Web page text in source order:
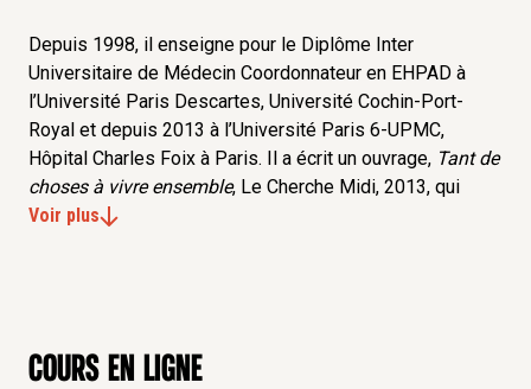
Depuis 1998, il enseigne pour le Diplôme Inter
Universitaire de Médecin Coordonnateur en EHPAD à
l’Université Paris Descartes, Université Cochin-Port-
Royal et depuis 2013 à l’Université Paris 6-UPMC,
Hôpital Charles Foix à Paris. Il a écrit un ouvrage, Tant de
choses à vivre ensemble, Le Cherche Midi, 2013, qui
porte un regard nouveau sur l’accompagnement des
Voir plus
Cours en ligne